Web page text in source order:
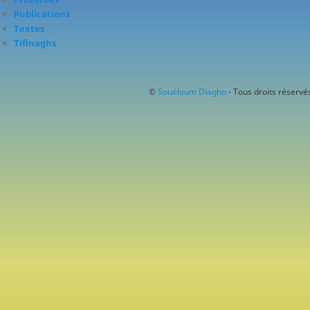
Publications
Textes
Tifinaghs
© Souéloum Diagho- Tous droits